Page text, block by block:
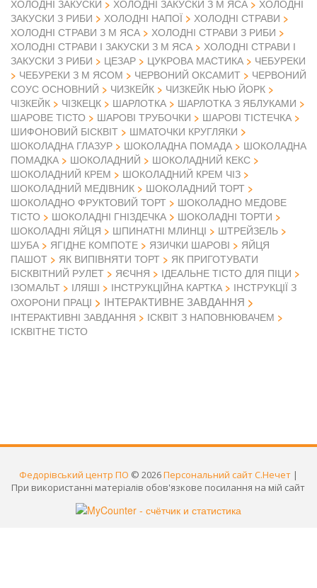
ХОЛОДНІ ЗАКУСКИ
ХОЛОДНІ ЗАКУСКИ З М ЯСА
ХОЛОДНІ
ЗАКУСКИ З РИБИ
ХОЛОДНІ НАПОЇ
ХОЛОДНІ СТРАВИ
ХОЛОДНІ СТРАВИ З М ЯСА
ХОЛОДНІ СТРАВИ З РИБИ
ХОЛОДНІ СТРАВИ І ЗАКУСКИ З М ЯСА
ХОЛОДНІ СТРАВИ І
ЗАКУСКИ З РИБИ
ЦЕЗАР ЦУКРОВА МАСТИКА
ЧЕБУРЕКИ
ЧЕБУРЕКИ З М ЯСОМ
ЧЕРВОНИЙ ОКСАМИТ
ЧЕРВОНИЙ
СОУС ОСНОВНИЙ
ЧИЗКЕЙК
ЧИЗКЕЙК НЬЮ ЙОРК
ЧІЗКЕЙК
ЧІЗКЕЦК ШАРЛОТКА
ШАРЛОТКА З ЯБЛУКАМИ
ШАРОВЕ ТІСТО
ШАРОВІ ТРУБОЧКИ
ШАРОВІ ТІСТЕЧКА
ШИФОНОВИЙ БІСКВІТ
ШМАТОЧКИ КРУГЛЯКИ
ШОКОЛАДНА ГЛАЗУР
ШОКОЛАДНА ПОМАДА
ШОКОЛАДНА
ПОМАДКА
ШОКОЛАДНИЙ
ШОКОЛАДНИЙ КЕКС
ШОКОЛАДНИЙ КРЕМ
ШОКОЛАДНИЙ КРЕМ ЧІЗ
ШОКОЛАДНИЙ МЕДІВНИК
ШОКОЛАДНИЙ ТОРТ
ШОКОЛАДНО ФРУКТОВИЙ ТОРТ
ШОКОЛАДНО МЕДОВЕ
ТІСТО
ШОКОЛАДНІ ГНІЗДЕЧКА
ШОКОЛАДНІ ТОРТИ
ШОКОЛАДНІ ЯЙЦЯ
ШПИНАТНІ МЛИНЦІ
ШТРЕЙЗЕЛЬ
ШУБА
ЯГІДНЕ КОМПОТЕ ЯЗИЧКИ ШАРОВІ
ЯЙЦЯ
ПАШОТ
ЯК ВИПІВНЯТИ ТОРТ
ЯК ПРИГОТУВАТИ
БІСКВІТНИЙ РУЛЕТ
ЯЄЧНЯ
ІДЕАЛЬНЕ ТІСТО ДЛЯ ПІЦИ
ІЗОМАЛЬТ
ІЛЯШІ ІНСТРУКЦІЙНА КАРТКА
ІНСТРУКЦІЇ З
ОХОРОНИ ПРАЦІ
ІНТЕРАКТИВНЕ ЗАВДАННЯ
ІНТЕРАКТИВНІ ЗАВДАННЯ
ІСКВІТ З НАПОВНЮВАЧЕМ
ІСКВІТНЕ ТІСТО
Федорівський центр ПО © 2026Персональний сайт С.Нечет |
При використанні матеріалів обов'язкове посилання на мій сайт